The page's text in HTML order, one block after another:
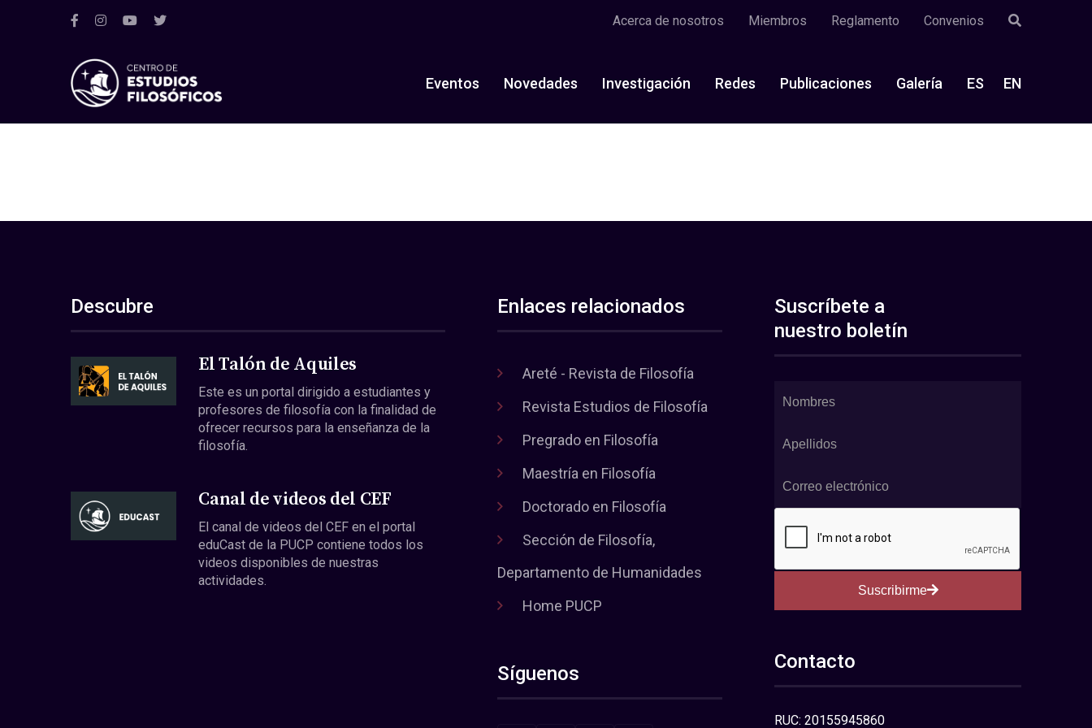
Acerca de nosotros Miembros Reglamento Convenios
Eventos Novedades Investigación Redes Publicaciones Galería ES EN
Descubre
El Talón de Aquiles
Este es un portal dirigido a estudiantes y
profesores de filosofía con la finalidad de
ofrecer recursos para la enseñanza de la
filosofía.
Canal de videos del CEF
El canal de videos del CEF en el portal
eduCast de la PUCP contiene todos los
videos disponibles de nuestras
actividades.
Enlaces relacionados
Areté - Revista de Filosofía
Revista Estudios de Filosofía
Pregrado en Filosofía
Maestría en Filosofía
Doctorado en Filosofía
Sección de Filosofía,
Departamento de Humanidades
Home PUCP
Síguenos
Suscríbete a
nuestro boletín
Suscribirme
Contacto
RUC: 20155945860